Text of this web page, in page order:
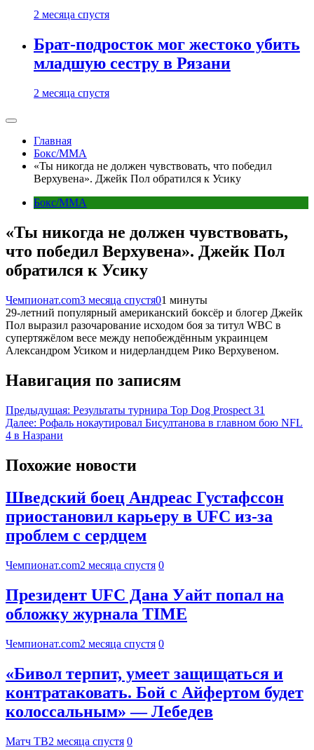
2 месяца спустя
Брат-подросток мог жестоко убить
младшую сестру в Рязани
2 месяца спустя
Главная
Бокс/MMA
«Ты никогда не должен чувствовать, что победил
Верхувена». Джейк Пол обратился к Усику
Бокс/MMA
«Ты никогда не должен чувствовать,
что победил Верхувена». Джейк Пол
обратился к Усику
Чемпионат.com3 месяца спустя01 минуты
29-летний популярный американский боксёр и блогер Джейк
Пол выразил разочарование исходом боя за титул WBC в
супертяжёлом весе между непобеждённым украинцем
Александром Усиком и нидерландцем Рико Верхувеном.
Навигация по записям
Предыдущая: Результаты турнира Top Dog Prospect 31
Далее: Рофаль нокаутировал Бисултанова в главном бою NFL
4 в Назрани
Похожие новости
Шведский боец Андреас Густафссон
приостановил карьеру в UFC из-за
проблем с сердцем
Чемпионат.com2 месяца спустя 0
Президент UFC Дана Уайт попал на
обложку журнала TIME
Чемпионат.com2 месяца спустя 0
«Бивол терпит, умеет защищаться и
контратаковать. Бой с Айфертом будет
колоссальным» — Лебедев
Матч ТВ2 месяца спустя 0